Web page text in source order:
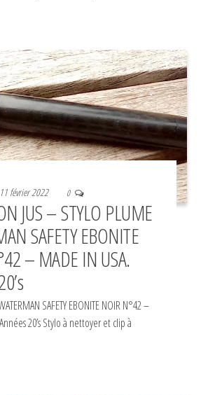
11 février 2022 0
JUS – STYLO PLUME
SAFETY EBONITE
– MADE IN USA.
SAFETY EBONITE NOIR N°42 –
20’s Stylo à nettoyer et clip à